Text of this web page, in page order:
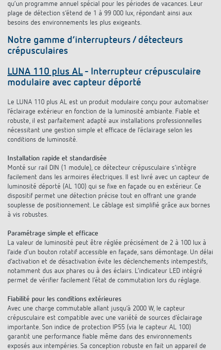
qu’un programme annuel spécial pour les périodes de vacances. Leur
plage de détection s’étend de 1 à 99 000 lux, répondant ainsi aux
besoins des environnements les plus exigeants.
Notre gamme d’interrupteurs / détecteurs
crépusculaires
LUNA 110 plus AL - Interrupteur crépusculaire
modulaire avec capteur déporté
Le LUNA 110 plus AL est un produit modulaire conçu pour automatiser
l’éclairage extérieur en fonction de la luminosité ambiante. Fiable et
robuste, il est parfaitement adapté aux installations professionnelles
nécessitant une gestion simple et efficace de l’éclairage selon les
conditions de luminosité.
Installation rapide et standardisée
Monté sur rail DIN (1 module), ce détecteur crépusculaire s’intègre
facilement dans les armoires électriques. Il est livré avec un capteur de
luminosité déporté (AL 100) qui se fixe en façade ou en extérieur. Ce
dispositif permet une détection précise tout en offrant une grande
souplesse de positionnement. Le câblage est simplifié grâce aux bornes
à vis robustes.
Paramétrage simple et efficace
La valeur de luminosité peut être réglée précisément de 2 à 100 lux à
l’aide d’un bouton rotatif accessible en façade, sans démontage. Un délai
d’activation et de désactivation évite les déclenchements intempestifs,
notamment dus aux phares ou à des éclairs. L’indicateur LED intégré
permet de vérifier facilement l’état de commutation lors du réglage.
Fiabilité pour les conditions extérieures
Avec une charge commutable allant jusqu’à 2000 W, le capteur
crépusculaire est compatible avec une variété de sources d’éclairage
importante. Son indice de protection IP55 (via le capteur AL 100)
garantit une performance fiable même dans des environnements
exposés aux intempéries. Sa conception robuste en fait un appareil de